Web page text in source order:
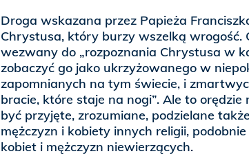
Droga wskazana przez Papieża
Chrystusa, który burzy wszelką wrogość.
wezwany do „rozpoznania Chrystusa w
zobaczyć go jako ukrzyżowanego w
zapomnianych na tym świecie, i
bracie, które staje na nogi”. Ale to
być przyjęte, zrozumiane, podzielane
mężczyzn i kobiety innych religii,
kobiet i mężczyzn niewierzących.